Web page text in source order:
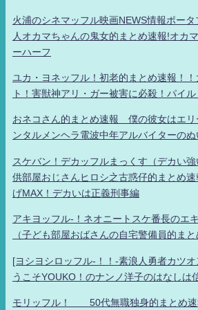
火浦のシネマッフル映画NEWS情報ポー
人オカマちゃんの鬼女的まとめ速報!オカ
ーハーフ
ユカ・ヨネッフル！初老的まとめ速報！
ト！害獣神アリ・ガー被害に必殺！パイ
おネコさん的まとめ速報 僕の彼女はエリ
ンタルメンヘラ電波中年アルバイターの
スケバン！デカッフルまっくす（デカい
供部屋おじさんヒロシ之古惑仔的まとめ
げMAX！デカいは正義刑事編
アキヨッフル-！ネオニートスケ番長のエ
（子ども部屋おばさんの自宅警備員的まと
[ヨシヨシロッフル-！！-素浪人勇者カツ
うこそYOUKO！のナンノ洋子のはなしは
モリッフル！ 50代無職独身的まとめ速